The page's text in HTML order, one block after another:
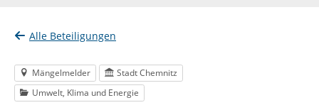
Alle Beteiligungen
Mängelmelder
Stadt Chemnitz
Umwelt, Klima und Energie